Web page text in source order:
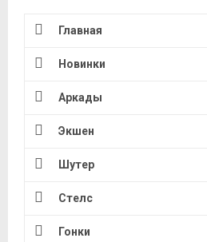
Главная
Новинки
Аркады
Экшен
Шутер
Стелс
Гонки